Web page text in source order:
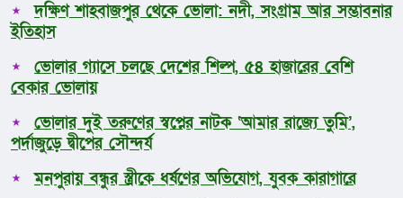
দক্ষিণ শাহবাজপুর থেকে ভোলা: নদী, সংগ্রাম আর সম্ভাবনার
ইতিহাস
ভোলার গ্যাসে চলছে দেশের শিল্প, ৫৪ হাজারের বেশি
বেকার ভোলায়
ভোলার দুই তরুণের স্বপ্নের নাটক ‘আমার রাজ্যে তুমি’,
পর্দাজুড়ে দ্বীপের সৌন্দর্য
মনপুরায় বন্ধুর স্ত্রীকে ধর্ষণের অভিযোগ, যুবক কারাগারে